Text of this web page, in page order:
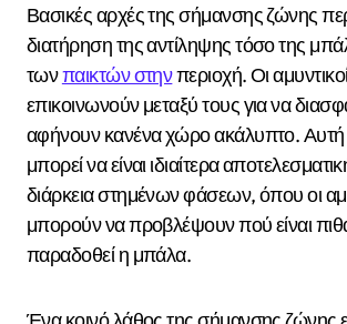
Βασικές αρχές της σήμανσης ζώνης
διατήρηση της αντίληψης τόσο της
τωνπαικτών στηνπεριοχή. Οι
επικοινωνούν μεταξύ τους για να
αφήνουν κανένα χώρο ακάλυπτο. Αυτή
μπορεί να είναι ιδιαίτερα
διάρκεια στημένων φάσεων, όπου οι
μπορούν να προβλέψουν πού είναι
παραδοθεί η μπάλα.